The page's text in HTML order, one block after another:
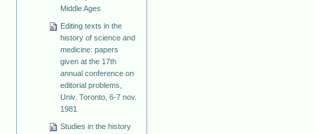
Middle Ages
Editing texts in the
history of science and
medicine: papers
given at the 17th
annual conference on
editorial problems,
Univ. Toronto, 6-7 nov.
1981
Studies in the history